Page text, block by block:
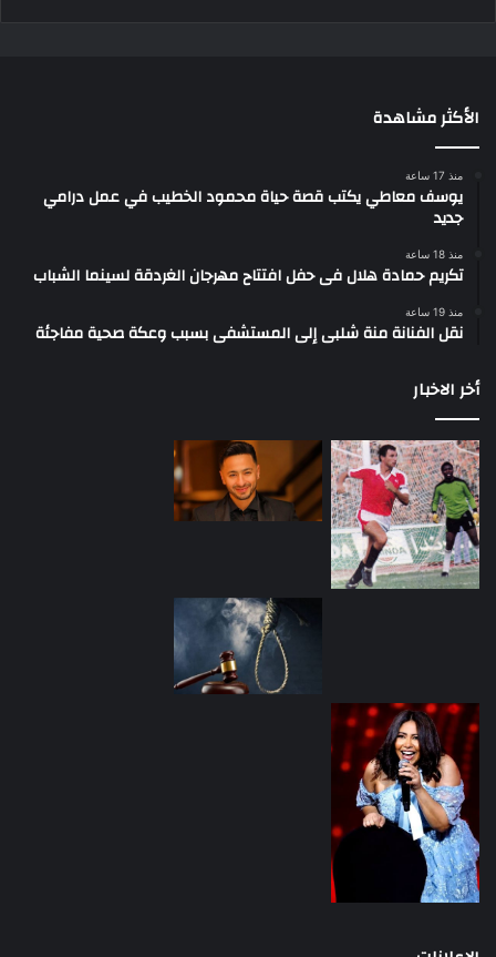
الأكثر مشاهدة
منذ 17 ساعة
يوسف معاطي يكتب قصة حياة محمود الخطيب في عمل درامي
جديد
منذ 18 ساعة
تكريم حمادة هلال فى حفل افتتاح مهرجان الغردقة لسينما الشباب
منذ 19 ساعة
نقل الفنانة منة شلبى إلى المستشفى بسبب وعكة صحية مفاجئة
أخر الاخبار